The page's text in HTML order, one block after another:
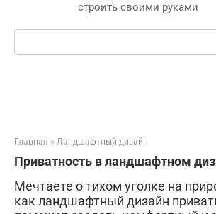
строить своими руками
Поиск:
Главная » Ландшафтный дизайн
Приватность в ландшафтном
Мечтаете о тихом уголке на
как ландшафтный дизайн